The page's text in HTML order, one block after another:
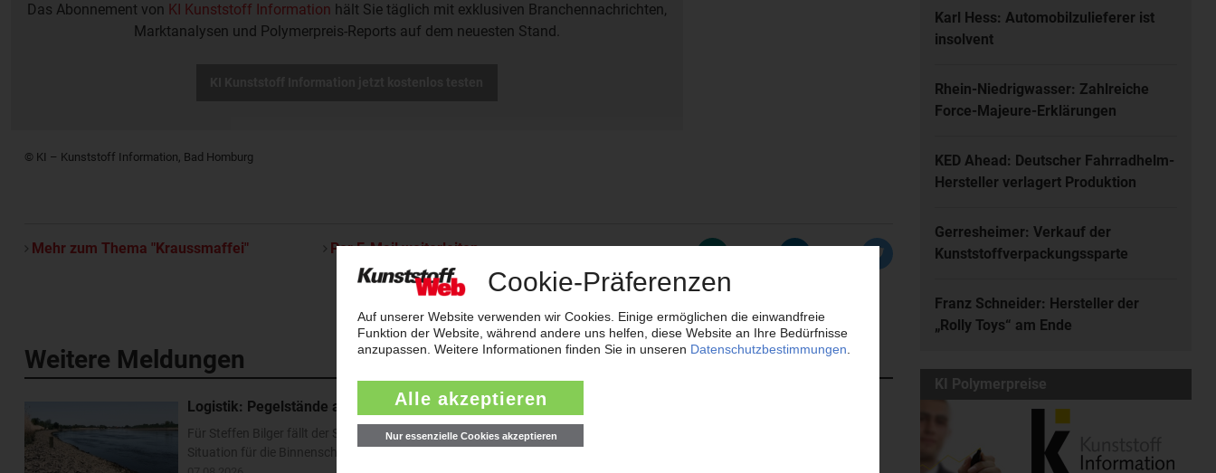
Das Abonnement von KI Kunststoff Information hält Sie täglich mit exklusiven Branchennachrichten,
Marktanalysen und Polymerpreis-Reports auf dem neuesten Stand.
© KI – Kunststoff Information, Bad Homburg
Mehr zum Thema "Kraussmaffei" Per E-Mail weiterleiten
Weitere Meldungen
Logistik: Pegelstände am Rhein erreichen neues Rekordtief
Für Steffen Bilger fällt der Sommerurlaub derzeit so flach wie das Niedrigwasser im Rhein. Angesichts der dramatischen
Situation für die Binnenschifffahrt hat der frisch gekürte Bundesverkehrsminister zur Konferenz nach Bonn geladen. Dort...
Karl Hess: Automobilzulieferer ist
insolvent
Rhein-Niedrigwasser: Zahlreiche
Force-Majeure-Erklärungen
KED Ahead: Deutscher Fahrradhelm-
Hersteller verlagert Produktion
Gerresheimer: Verkauf der
Kunststoffverpackungssparte
Franz Schneider: Hersteller der
„Rolly Toys“ am Ende
KI Polymerpreise